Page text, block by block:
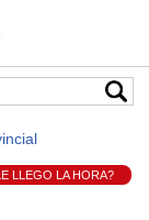
LLEGO LA HORA?